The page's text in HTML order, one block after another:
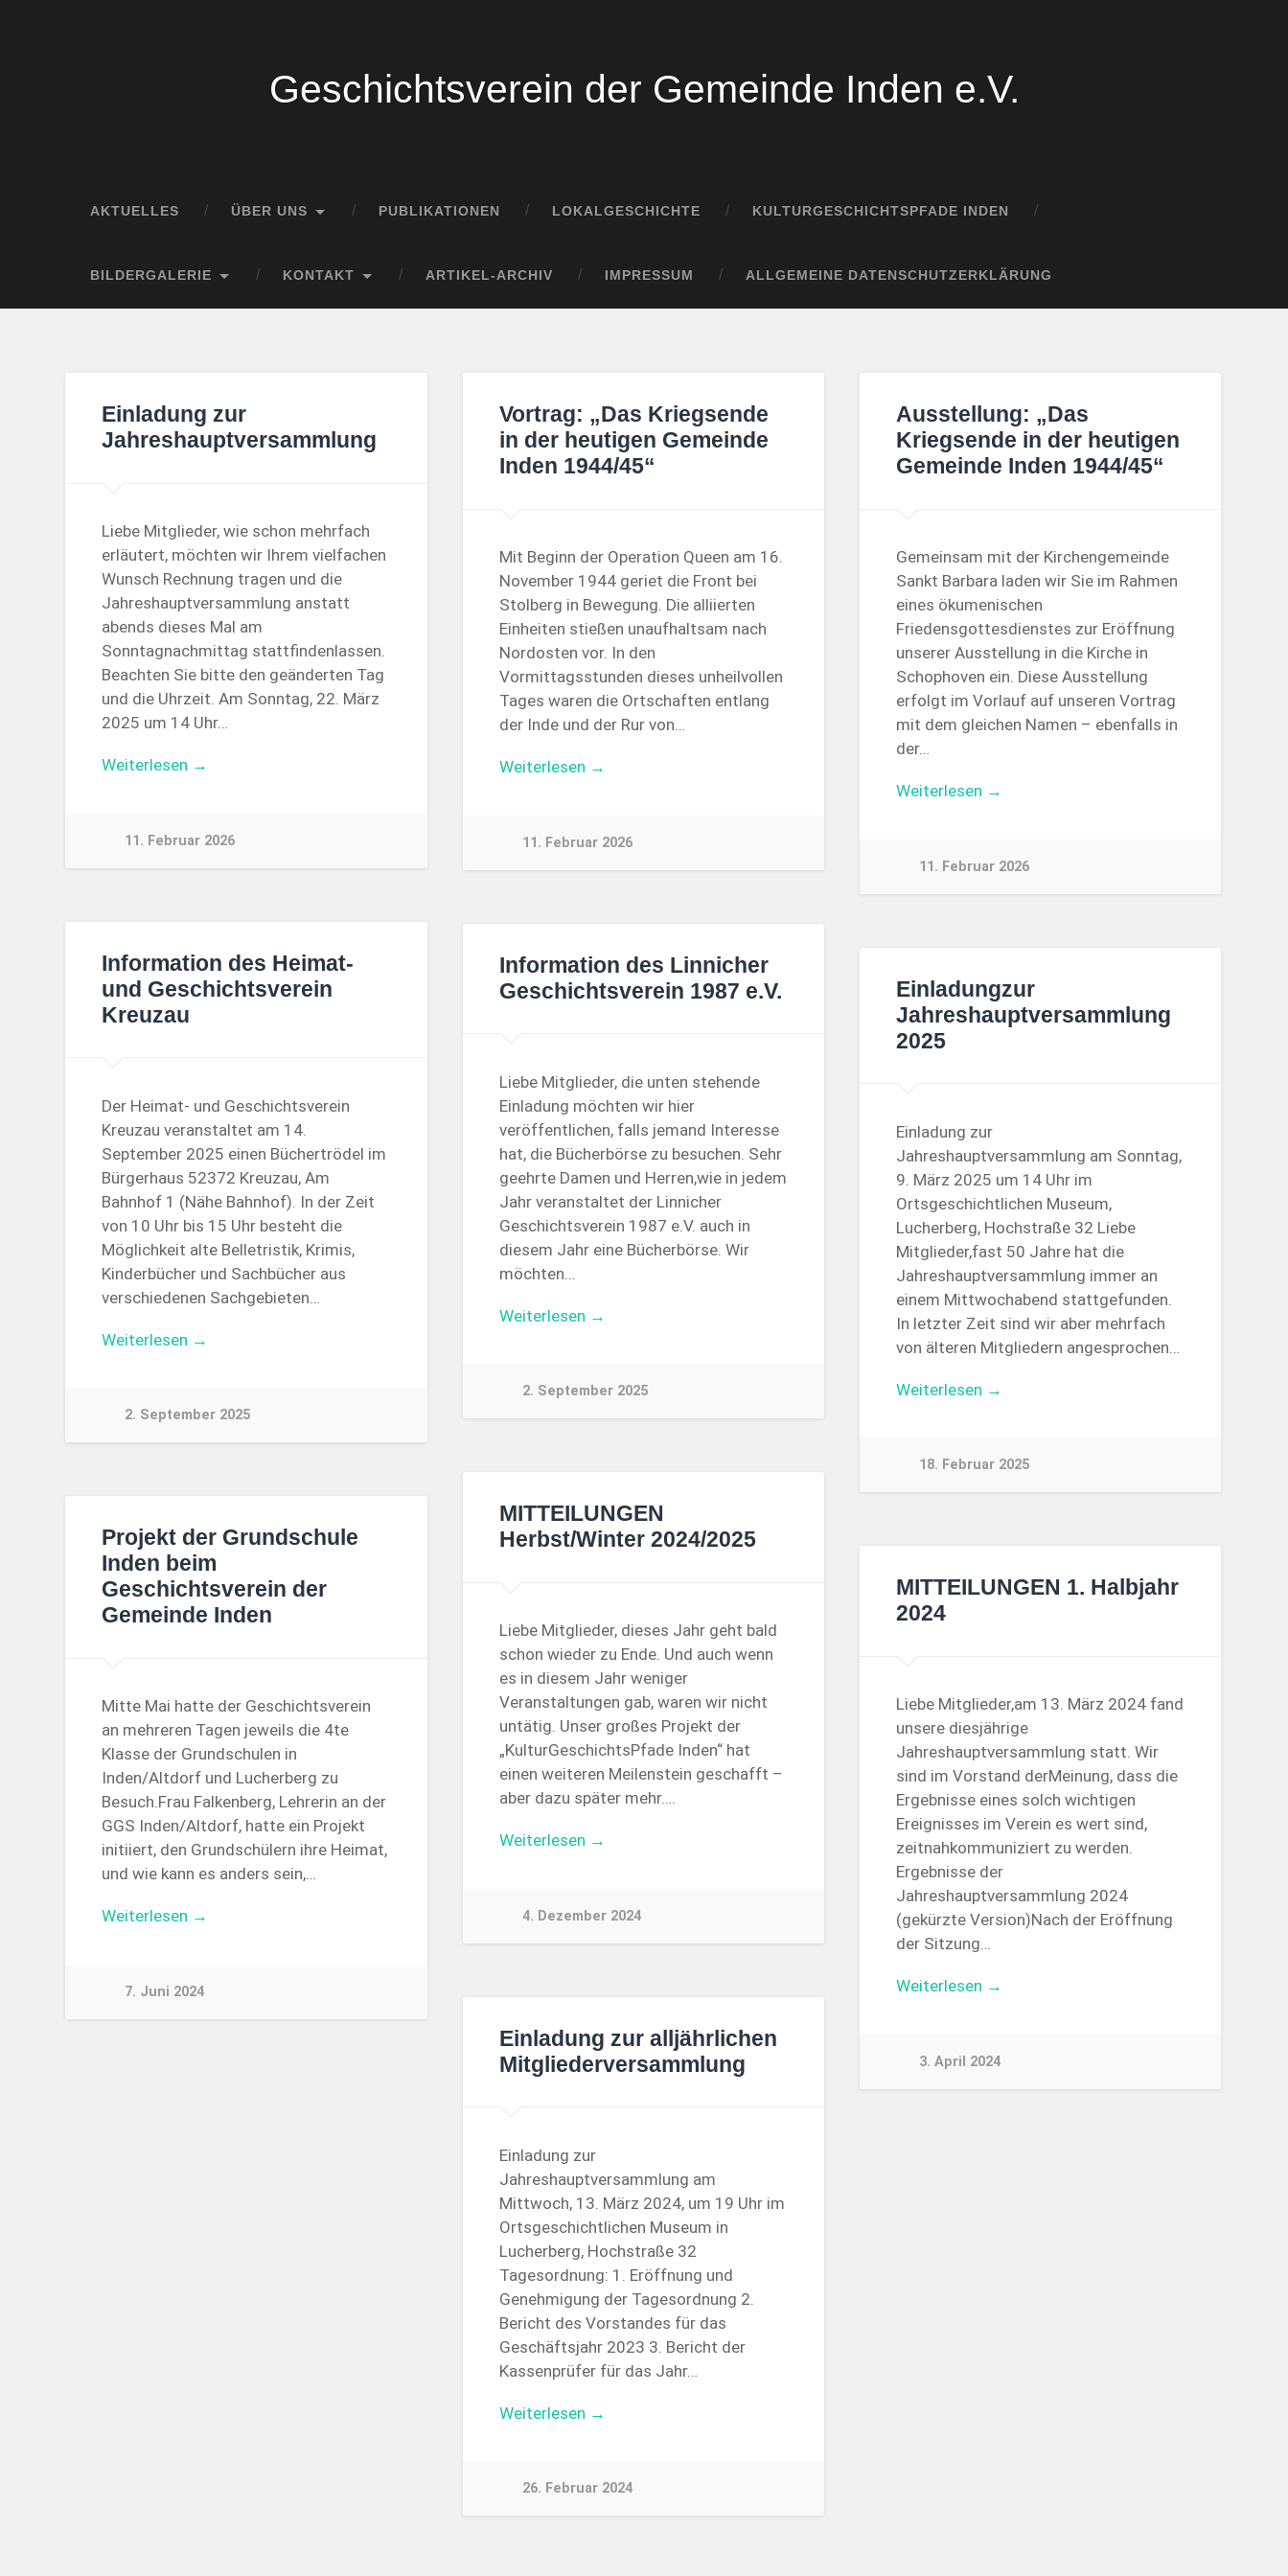
Geschichtsverein der Gemeinde Inden e.V.
AKTUELLES ÜBER UNS PUBLIKATIONEN LOKALGESCHICHTE KULTURGESCHICHTSPFADE INDEN
BILDERGALERIE KONTAKT ARTIKEL-ARCHIV IMPRESSUM ALLGEMEINE DATENSCHUTZERKLÄRUNG
Einladung zur
Jahreshauptversammlung
Liebe Mitglieder, wie schon mehrfach
erläutert, möchten wir Ihrem vielfachen
Wunsch Rechnung tragen und die
Jahreshauptversammlung anstatt
abends dieses Mal am
Sonntagnachmittag stattfindenlassen.
Beachten Sie bitte den geänderten Tag
und die Uhrzeit. Am Sonntag, 22. März
2025 um 14 Uhr…
Weiterlesen →
11. Februar 2026
Vortrag: „Das Kriegsende
in der heutigen Gemeinde
Inden 1944/45“
Mit Beginn der Operation Queen am 16.
November 1944 geriet die Front bei
Stolberg in Bewegung. Die alliierten
Einheiten stießen unaufhaltsam nach
Nordosten vor. In den
Vormittagsstunden dieses unheilvollen
Tages waren die Ortschaften entlang
der Inde und der Rur von…
Weiterlesen →
11. Februar 2026
Ausstellung: „Das
Kriegsende in der heutigen
Gemeinde Inden 1944/45“
Gemeinsam mit der Kirchengemeinde
Sankt Barbara laden wir Sie im Rahmen
eines ökumenischen
Friedensgottesdienstes zur Eröffnung
unserer Ausstellung in die Kirche in
Schophoven ein. Diese Ausstellung
erfolgt im Vorlauf auf unseren Vortrag
mit dem gleichen Namen – ebenfalls in
der…
Weiterlesen →
11. Februar 2026
Information des Heimat-
und Geschichtsverein
Kreuzau
Der Heimat- und Geschichtsverein
Kreuzau veranstaltet am 14.
September 2025 einen Büchertrödel im
Bürgerhaus 52372 Kreuzau, Am
Bahnhof 1 (Nähe Bahnhof). In der Zeit
von 10 Uhr bis 15 Uhr besteht die
Möglichkeit alte Belletristik, Krimis,
Kinderbücher und Sachbücher aus
verschiedenen Sachgebieten…
Weiterlesen →
2. September 2025
Information des Linnicher
Geschichtsverein 1987 e.V.
Liebe Mitglieder, die unten stehende
Einladung möchten wir hier
veröffentlichen, falls jemand Interesse
hat, die Bücherbörse zu besuchen. Sehr
geehrte Damen und Herren,wie in jedem
Jahr veranstaltet der Linnicher
Geschichtsverein 1987 e.V. auch in
diesem Jahr eine Bücherbörse. Wir
möchten…
Weiterlesen →
2. September 2025
Einladungzur
Jahreshauptversammlung
2025
Einladung zur
Jahreshauptversammlung am Sonntag,
9. März 2025 um 14 Uhr im
Ortsgeschichtlichen Museum,
Lucherberg, Hochstraße 32 Liebe
Mitglieder,fast 50 Jahre hat die
Jahreshauptversammlung immer an
einem Mittwochabend stattgefunden.
In letzter Zeit sind wir aber mehrfach
von älteren Mitgliedern angesprochen…
Weiterlesen →
18. Februar 2025
MITTEILUNGEN
Herbst/Winter 2024/2025
Liebe Mitglieder, dieses Jahr geht bald
schon wieder zu Ende. Und auch wenn
es in diesem Jahr weniger
Veranstaltungen gab, waren wir nicht
untätig. Unser großes Projekt der
„KulturGeschichtsPfade Inden“ hat
einen weiteren Meilenstein geschafft –
aber dazu später mehr….
Weiterlesen →
4. Dezember 2024
Projekt der Grundschule
Inden beim
Geschichtsverein der
Gemeinde Inden
Mitte Mai hatte der Geschichtsverein
an mehreren Tagen jeweils die 4te
Klasse der Grundschulen in
Inden/Altdorf und Lucherberg zu
Besuch.Frau Falkenberg, Lehrerin an der
GGS Inden/Altdorf, hatte ein Projekt
initiiert, den Grundschülern ihre Heimat,
und wie kann es anders sein,…
Weiterlesen →
7. Juni 2024
MITTEILUNGEN 1. Halbjahr
2024
Liebe Mitglieder,am 13. März 2024 fand
unsere diesjährige
Jahreshauptversammlung statt. Wir
sind im Vorstand derMeinung, dass die
Ergebnisse eines solch wichtigen
Ereignisses im Verein es wert sind,
zeitnahkommuniziert zu werden.
Ergebnisse der
Jahreshauptversammlung 2024
(gekürzte Version)Nach der Eröffnung
der Sitzung…
Weiterlesen →
3. April 2024
Einladung zur alljährlichen
Mitgliederversammlung
Einladung zur
Jahreshauptversammlung am
Mittwoch, 13. März 2024, um 19 Uhr im
Ortsgeschichtlichen Museum in
Lucherberg, Hochstraße 32
Tagesordnung: 1. Eröffnung und
Genehmigung der Tagesordnung 2.
Bericht des Vorstandes für das
Geschäftsjahr 2023 3. Bericht der
Kassenprüfer für das Jahr…
Weiterlesen →
26. Februar 2024